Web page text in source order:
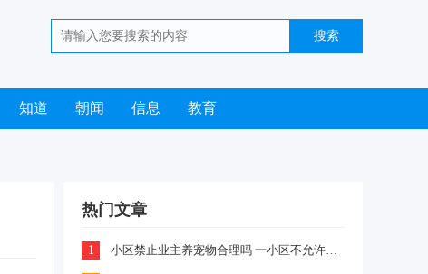
知道 朝闻 信息 教育
热门文章
1 小区禁止业主养宠物合理吗 一小区不允许业主喂养猫咪和狗狗是怎么回事